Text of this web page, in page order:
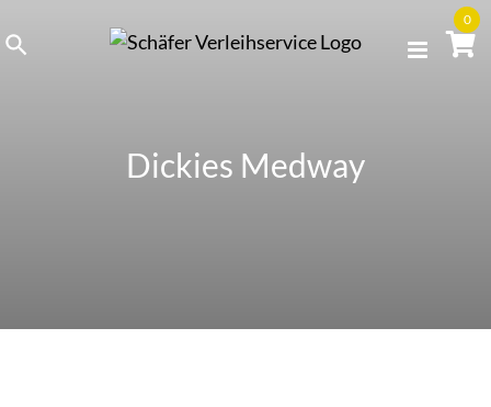
to
Dickies Medway
0